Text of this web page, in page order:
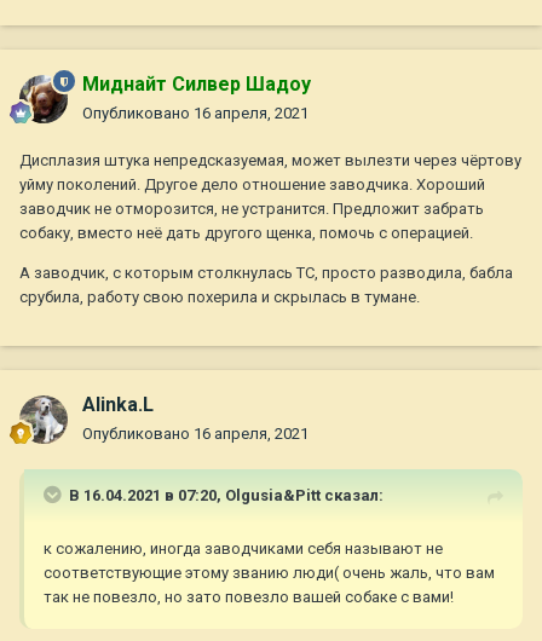
Миднайт Силвер Шадоу
Опубликовано 16 апреля, 2021
Дисплазия штука непредсказуемая, может вылезти через чёртову
уйму поколений. Другое дело отношение заводчика. Хороший
заводчик не отморозится, не устранится. Предложит забрать
собаку, вместо неё дать другого щенка, помочь с операцией.
А заводчик, с которым столкнулась ТС, просто разводила, бабла
срубила, работу свою похерила и скрылась в тумане.
Alinka.L
Опубликовано 16 апреля, 2021
В 16.04.2021 в 07:20, Olgusia&Pitt сказал:
к сожалению, иногда заводчиками себя называют не
соответствующие этому званию люди( очень жаль, что вам
так не повезло, но зато повезло вашей собаке с вами!